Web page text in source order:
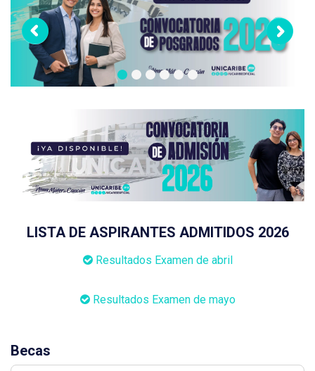
LISTA DE ASPIRANTES ADMITIDOS 2026
Resultados Examen de abril
Resultados Examen de mayo
Becas